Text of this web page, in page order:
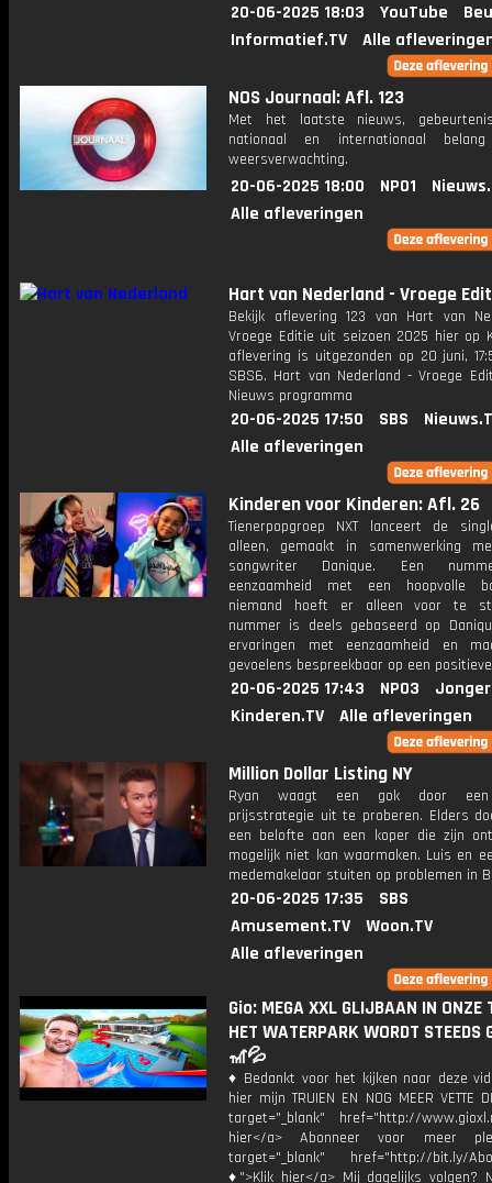
20-06-2025 18:03 YouTube
Informatief.TV
Alle
NOS Journaal: Afl. 123
Met het laatste nieuws,
nationaal en internationaal
weersverwachting.
20-06-2025 18:00 NPO1
Alle afleveringen
Hart van Nederland - Vroege
Bekijk aflevering 123 van Hart van
Vroege Editie uit seizoen 2025 hier op
aflevering is uitgezonden op 20 juni,
SBS6. Hart van Nederland - Vroege
Nieuws programma
20-06-2025 17:50 SBS
Alle afleveringen
Kinderen voor Kinderen: Afl. 26
Tienerpopgroep NXT lanceert de
alleen, gemaakt in samenwerking
songwriter Danique. Een
eenzaamheid met een hoopvolle
niemand hoeft er alleen voor te
nummer is deels gebaseerd op
ervaringen met eenzaamheid en
gevoelens bespreekbaar op een
20-06-2025 17:43 NPO3
Kinderen.TV
Alle afleveringen
Million Dollar Listing NY
Ryan waagt een gok door een
prijsstrategie uit te proberen. Elders
een belofte aan een koper die zijn
mogelijk niet kan waarmaken. Luis en
medemakelaar stuiten op problemen in
20-06-2025 17:35
SBS
Amusement.TV
Woon.TV
Alle afleveringen
Gio: MEGA XXL GLIJBAAN IN ONZE
HET WATERPARK WORDT STEEDS
🎢💦
♦ Bedankt voor het kijken naar deze
hier mijn TRUIEN EN NOG MEER VETTE
target="_blank" href="http://
hier</a> Abonneer voor meer
target="_blank" href="http://bit.ly/
♦">Klik hier</a> Mij dagelijks volgen?